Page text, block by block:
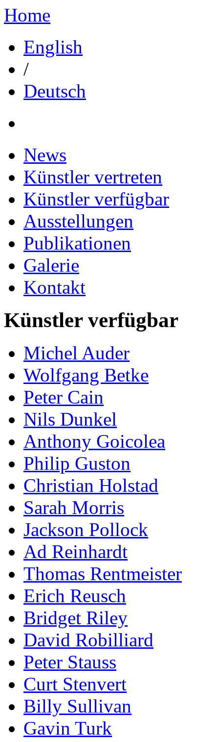
Home
English
/
Deutsch
News
Künstler vertreten
Künstler verfügbar
Ausstellungen
Publikationen
Galerie
Kontakt
Künstler verfügbar
Michel Auder
Wolfgang Betke
Peter Cain
Nils Dunkel
Anthony Goicolea
Philip Guston
Christian Holstad
Sarah Morris
Jackson Pollock
Ad Reinhardt
Thomas Rentmeister
Erich Reusch
Bridget Riley
David Robilliard
Peter Stauss
Curt Stenvert
Billy Sullivan
Gavin Turk